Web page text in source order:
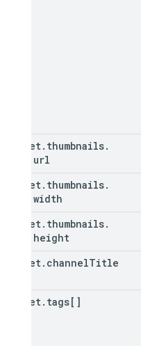
snippet. thumbnails.
url
snippet. thumbnails.
width
snippet. thumbnails.
height
snippet. channelTitle
snippet. tags[]